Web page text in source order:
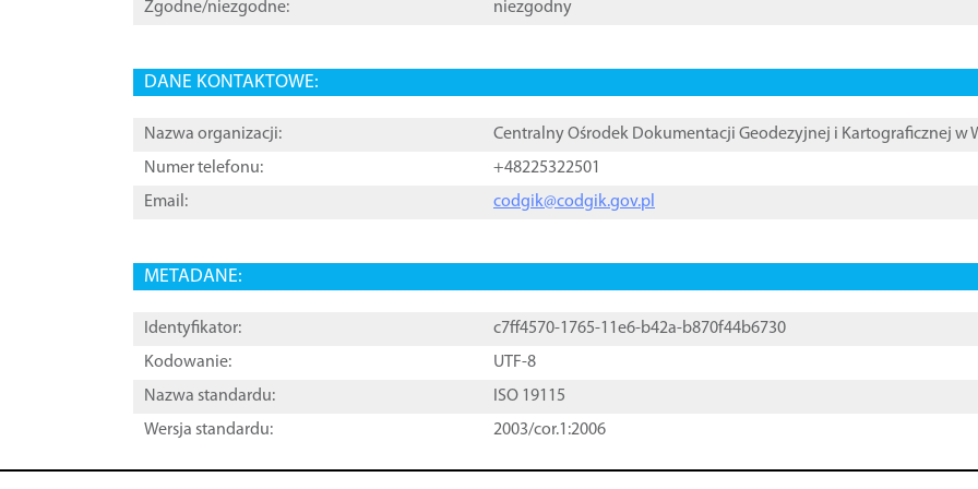
Zgodne/niezgodne:
niezgodny
DANE KONTAKTOWE:
Nazwa organizacji:
Centralny Ośrodek Dokumentacji Geodezyjnej i Kartograficznej w
Numer telefonu:
+48225322501
Email:
codgik@codgik.gov.pl
METADANE:
Identyfikator:
c7ff4570-1765-11e6-b42a-b870f44b6730
Kodowanie:
UTF-8
Nazwa standardu:
ISO 19115
Wersja standardu:
2003/cor.1:2006